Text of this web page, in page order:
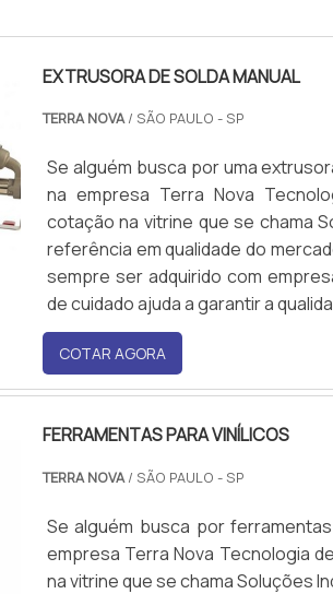
EXTRUSORA DE SOLDA MANUAL
TERRA NOVA/ SÃO PAULO - SP
Se alguém busca por uma
na empresa Terra Nova
cotação na vitrine que se chama
referência em qualidade do
sempre ser adquirido com
de cuidado ajuda a garantir a
COTAR AGORA
FERRAMENTAS PARA VINÍLICOS
TERRA NOVA / SÃO PAULO - SP
Se alguém busca por
empresa Terra Nova Tecnologia
na vitrine que se chama Soluções